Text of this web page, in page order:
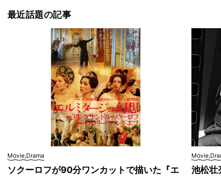
最近話題の記事
Movie,Drama
ソクーロフが90分ワンカットで描いた『エ
池松壮